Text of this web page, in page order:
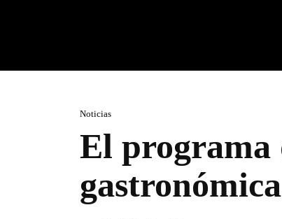
Noticias
El programa
gastronómica